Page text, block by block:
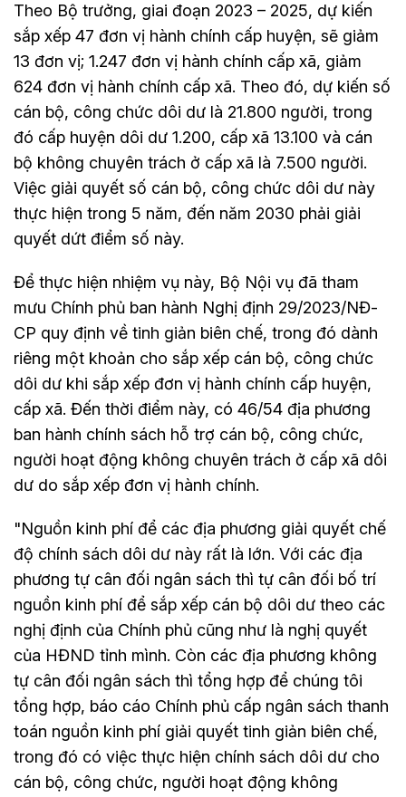
Theo Bộ trưởng, giai đoạn 2023 – 2025, dự kiến
sắp xếp 47 đơn vị hành chính cấp huyện, sẽ giảm
13 đơn vị; 1.247 đơn vị hành chính cấp xã, giảm
624 đơn vị hành chính cấp xã. Theo đó, dự kiến số
cán bộ, công chức dôi dư là 21.800 người, trong
đó cấp huyện dôi dư 1.200, cấp xã 13.100 và cán
bộ không chuyên trách ở cấp xã là 7.500 người.
Việc giải quyết số cán bộ, công chức dôi dư này
thực hiện trong 5 năm, đến năm 2030 phải giải
quyết dứt điểm số này.
Để thực hiện nhiệm vụ này, Bộ Nội vụ đã tham
mưu Chính phủ ban hành Nghị định 29/2023/NĐ-
CP quy định về tinh giản biên chế, trong đó dành
riêng một khoản cho sắp xếp cán bộ, công chức
dôi dư khi sắp xếp đơn vị hành chính cấp huyện,
cấp xã. Đến thời điểm này, có 46/54 địa phương
ban hành chính sách hỗ trợ cán bộ, công chức,
người hoạt động không chuyên trách ở cấp xã dôi
dư do sắp xếp đơn vị hành chính.
"Nguồn kinh phí để các địa phương giải quyết chế
độ chính sách dôi dư này rất là lớn. Với các địa
phương tự cân đối ngân sách thì tự cân đối bố trí
nguồn kinh phí để sắp xếp cán bộ dôi dư theo các
nghị định của Chính phủ cũng như là nghị quyết
của HĐND tỉnh mình. Còn các địa phương không
tự cân đối ngân sách thì tổng hợp để chúng tôi
tổng hợp, báo cáo Chính phủ cấp ngân sách thanh
toán nguồn kinh phí giải quyết tinh giản biên chế,
trong đó có việc thực hiện chính sách dôi dư cho
cán bộ, công chức, người hoạt động không